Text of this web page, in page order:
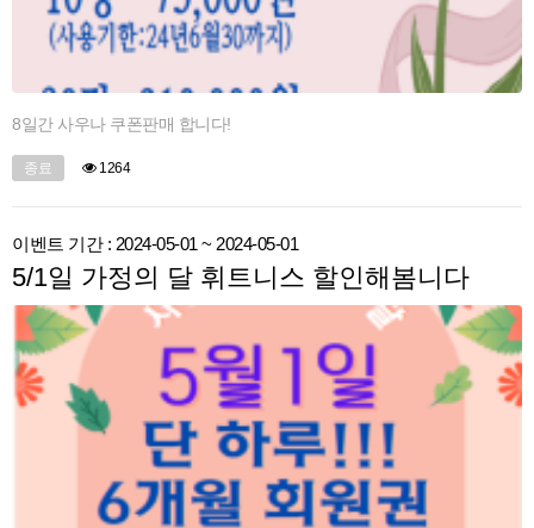
8일간 사우나 쿠폰판매 합니다!
종료 1264
이벤트 기간 : 2024-05-01 ~ 2024-05-01
5/1일 가정의 달 휘트니스 할인해봄니다